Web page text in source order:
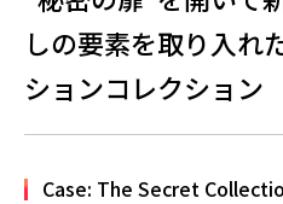
しの要素を取り入れ
ションコレクション
Case: The Secret